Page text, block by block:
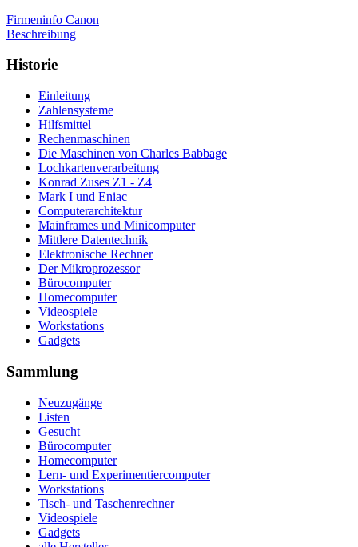
Firmeninfo Canon
Beschreibung
Historie
Einleitung
Zahlensysteme
Hilfsmittel
Rechenmaschinen
Die Maschinen von Charles Babbage
Lochkartenverarbeitung
Konrad Zuses Z1 - Z4
Mark I und Eniac
Computerarchitektur
Mainframes und Minicomputer
Mittlere Datentechnik
Elektronische Rechner
Der Mikroprozessor
Bürocomputer
Homecomputer
Videospiele
Workstations
Gadgets
Sammlung
Neuzugänge
Listen
Gesucht
Bürocomputer
Homecomputer
Lern- und Experimentiercomputer
Workstations
Tisch- und Taschenrechner
Videospiele
Gadgets